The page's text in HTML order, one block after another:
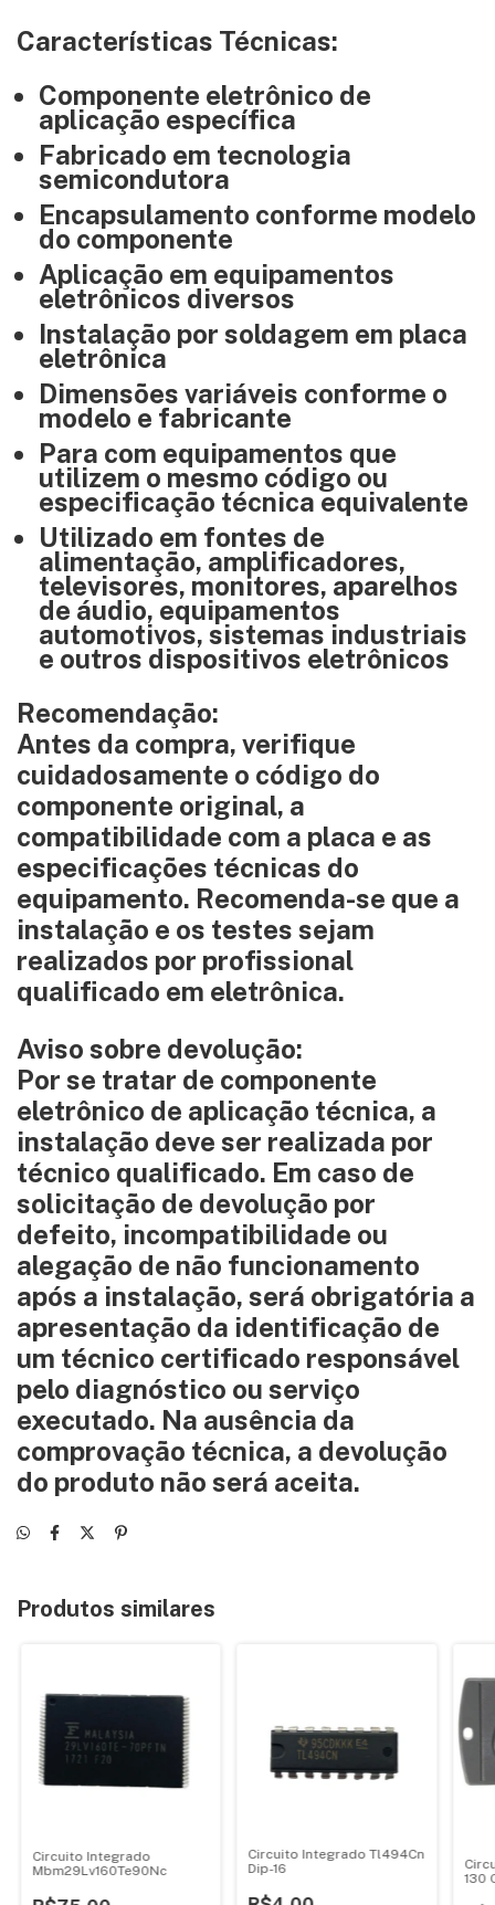
Características Técnicas:
Componente eletrônico de
aplicação específica
Fabricado em tecnologia
semicondutora
Encapsulamento conforme modelo
do componente
Aplicação em equipamentos
eletrônicos diversos
Instalação por soldagem em placa
eletrônica
Dimensões variáveis conforme o
modelo e fabricante
Para com equipamentos que
utilizem o mesmo código ou
especificação técnica equivalente
Utilizado em fontes de
alimentação, amplificadores,
televisores, monitores, aparelhos
de áudio, equipamentos
automotivos, sistemas industriais
e outros dispositivos eletrônicos
Recomendação:
Antes da compra, verifique
cuidadosamente o código do
componente original, a
compatibilidade com a placa e as
especificações técnicas do
equipamento. Recomenda-se que a
instalação e os testes sejam
realizados por profissional
qualificado em eletrônica.
Aviso sobre devolução:
Por se tratar de componente
eletrônico de aplicação técnica, a
instalação deve ser realizada por
técnico qualificado. Em caso de
solicitação de devolução por
defeito, incompatibilidade ou
alegação de não funcionamento
após a instalação, será obrigatória a
apresentação da identificação de
um técnico certificado responsável
pelo diagnóstico ou serviço
executado. Na ausência da
comprovação técnica, a devolução
do produto não será aceita.
Produtos similares
Circuito Integrado
Mbm29Lv160Te90Nc
Circuito Integrado Tl494Cn
Dip-16
130